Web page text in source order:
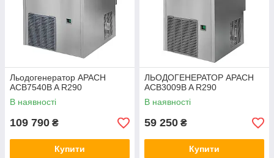
Льодогенератор APACH
ACB7540B A R290
В наявності
109 790 ₴
Купити
ЛЬОДОГЕНЕРАТОР APACH
ACB3009B A R290
В наявності
59 250 ₴
Купити